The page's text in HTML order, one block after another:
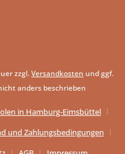
zzgl.Versandkosten und ggf.
anders beschrieben
in Hamburg-Eimsbüttel
und Zahlungsbedingungen